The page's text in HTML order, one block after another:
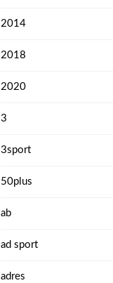
2014
2018
2020
3
3sport
50plus
ab
ad sport
adres